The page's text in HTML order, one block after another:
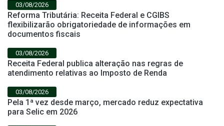
03/08/2026
Reforma Tributária: Receita Federal e CGIBS
flexibilizarão obrigatoriedade de informações em
documentos fiscais
03/08/2026
Receita Federal publica alteração nas regras de
atendimento relativas ao Imposto de Renda
03/08/2026
Pela 1ª vez desde março, mercado reduz expectativa
para Selic em 2026